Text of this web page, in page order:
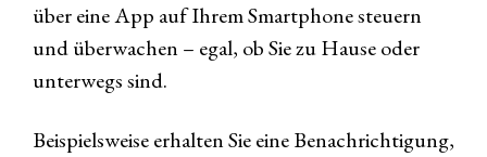
über eine App auf Ihrem Smartphone steuern
und überwachen – egal, ob Sie zu Hause oder
unterwegs sind.
Beispielsweise erhalten Sie eine Benachrichtigung,